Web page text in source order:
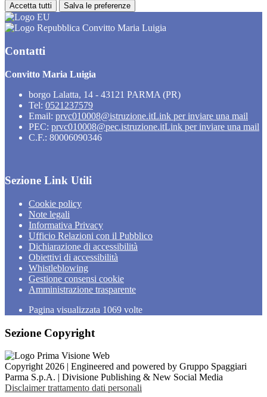
Accetta tutti Salva le preferenze
Convitto Maria Luigia
Contatti
Convitto Maria Luigia
borgo Lalatta, 14 - 43121 PARMA (PR)
Tel: 0521237579
Email: prvc010008@istruzione.itLink per inviare una mail
PEC: prvc010008@pec.istruzione.itLink per inviare una mail
C.F.: 80006090346
Sezione Link Utili
Cookie policy
Note legali
Informativa Privacy
Ufficio Relazioni con il Pubblico
Dichiarazione di accessibilità
Obiettivi di accessibilità
Whistleblowing
Gestione consensi cookie
Amministrazione trasparente
Pagina visualizzata 1069 volte
Sezione Copyright
Copyright 2026 | Engineered and powered by Gruppo Spaggiari
Parma S.p.A. | Divisione Publishing & New Social Media
Disclaimer trattamento dati personali